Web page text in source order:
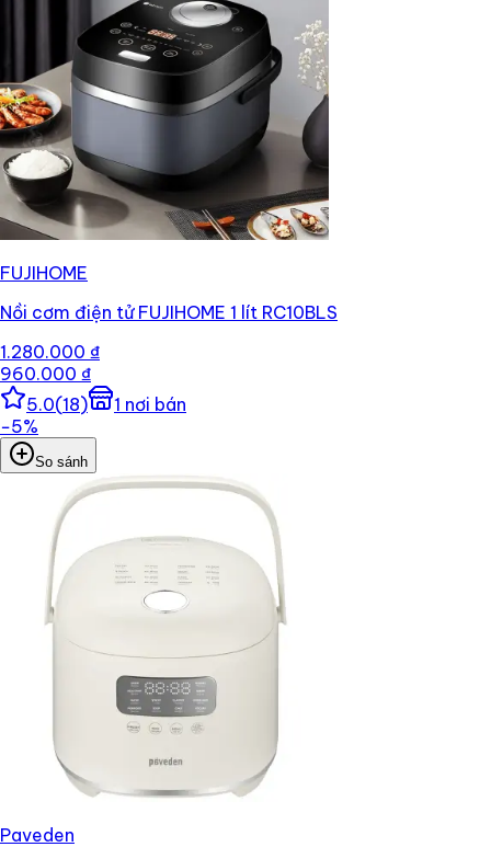
FUJIHOME
Nồi cơm điện tử FUJIHOME 1 lít RC10BLS
1.280.000 ₫
960.000 ₫
5.0(18) 1 nơi bán
−5%
So sánh
Paveden